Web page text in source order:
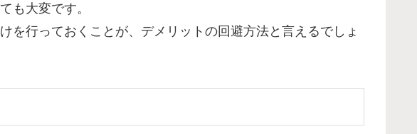
も大変です。
を行っておくことが、デメリットの回避方法と言えるでしょ